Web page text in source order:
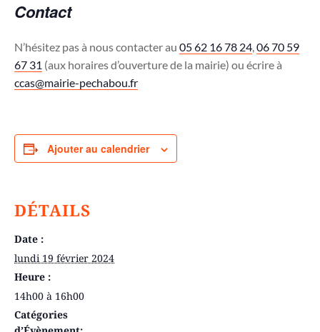
Contact
N’hésitez pas à nous contacter au 05 62 16 78 24,06 70 59
67 31 (aux horaires d’ouverture de la mairie) ou écrire à
ccas@mairie-pechabou.fr
Ajouter au calendrier
DÉTAILS
Date :
lundi 19 février 2024
Heure :
14h00 à 16h00
Catégories